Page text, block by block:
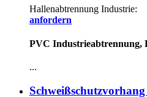
Hallenabtrennung Industrie:
anfordern
PVC Industrieabtrennung,
...